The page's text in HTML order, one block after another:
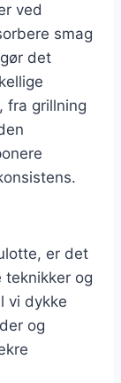
ved
smag
det
fra grillning
er det
og
vi dykke
og